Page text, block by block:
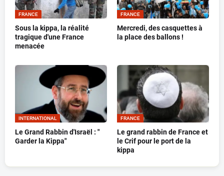
FRANCE
Sous la kippa, la réalité
tragique d'une France
menacée
FRANCE
Mercredi, des casquettes à
la place des ballons !
INTERNATIONAL
Le Grand Rabbin d'Israël : "
Garder la Kippa"
FRANCE
Le grand rabbin de France et
le Crif pour le port de la
kippa